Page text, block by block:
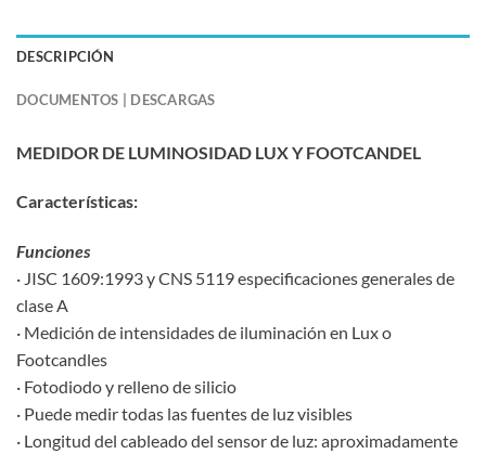
DESCRIPCIÓN
DOCUMENTOS | DESCARGAS
MEDIDOR DE LUMINOSIDAD LUX Y FOOTCANDEL
Características:
Funciones
· JISC 1609:1993 y CNS 5119 especificaciones generales de
clase A
· Medición de intensidades de iluminación en Lux o
Footcandles
· Fotodiodo y relleno de silicio
· Puede medir todas las fuentes de luz visibles
· Longitud del cableado del sensor de luz: aproximadamente